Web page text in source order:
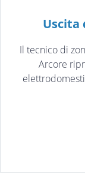
Uscita
Il tecnico di
Arcore